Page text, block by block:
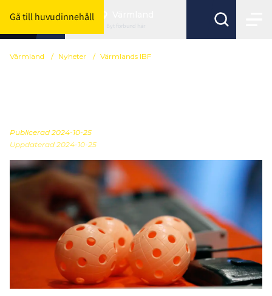
Gå till huvudinnehåll
Byt förbund här
Värmland / Nyheter / Värmlands IBF
Publicerad 2024-10-25
Uppdaterad 2024-10-25